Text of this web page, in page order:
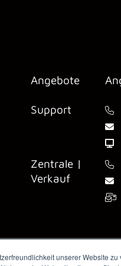
unserer Website
Angebote
Support
Zentrale |
Verkauf